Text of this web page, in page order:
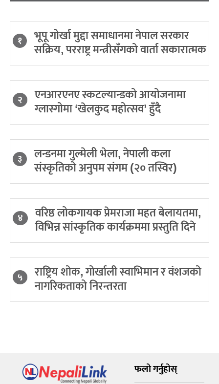
१ भूपू गोर्खा मुद्दा समाधानमा नेपाल सरकार
सक्रिय, परराष्ट्र मन्त्रीसँगको वार्ता सकारात्मक
२ एनआरएनए स्कटल्यान्डको आयोजनामा
ग्लास्गोमा ‘खेलकुद महोत्सव’ हुँदै
३ लन्डनमा गुल्मेली भेला, नेपाली कला
संस्कृतिको अनुपम संगम (२० तस्विर)
४ वरिष्ठ लोकगायक प्रेमराजा महत बेलायतमा,
विभिन्न सांस्कृतिक कार्यक्रममा प्रस्तुति दिने
५ राष्ट्रिय शोक, गोर्खाली स्वाभिमान र वंशजको
नागरिकताको निरन्तरता
फलो गर्नुहोस्